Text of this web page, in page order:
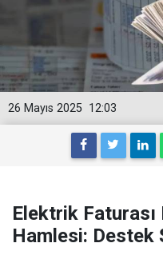
12:03
26 Mayıs 2025
Elektrik
Hamlesi: Destek